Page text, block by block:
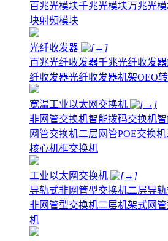
百兆光模块千兆光模块万兆光
块射频模块
光纤收发器
百兆光纤收发器千兆光纤收发器
纤收发器光纤收发器机架OEO
宽温工业以太网交换机
非网管交换机智能拨码交换机
网管交换机二层网管POE交换机
核心机框交换机
工业以太网交换机
导轨式非网管型交换机二层导
非网管型交换机二层机架式网
机